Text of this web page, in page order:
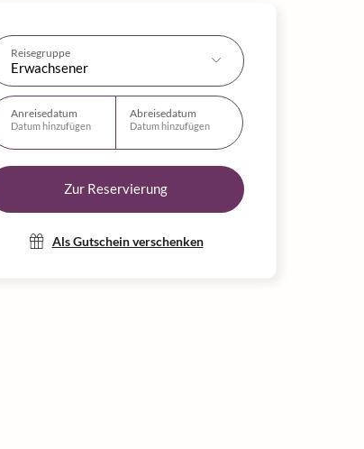
Reisegruppe
Erwachsener
Anreisedatum
Datum hinzufügen
Abreisedatum
Datum hinzufügen
Zur Reservierung
Als Gutschein verschenken